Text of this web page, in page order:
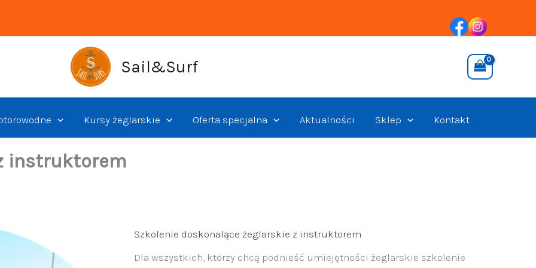
Sail&Surf
Kursy żeglarskie Oferta specjalna Aktualności Sklep Kontakt
instruktorem
Szkolenie doskonalące żeglarskie z instruktorem
Dla wszystkich, którzy chcą podnieść umiejętności żeglarskie szkolenie